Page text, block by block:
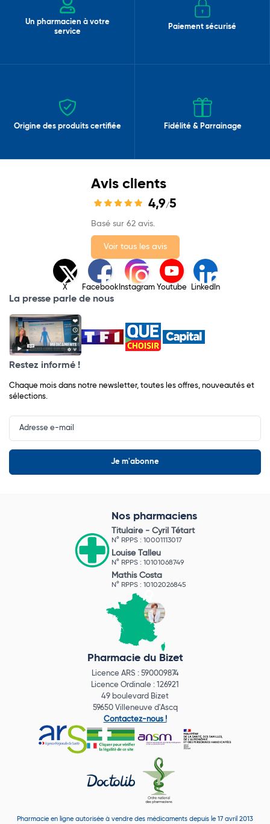
Un pharmacien à votre
service
Paiement sécurisé
Origine des produits certifiée Fidélité & Parrainage
Avis clients
4,9/5
Basé sur 62 avis.
Voir tous les avis
X Facebook Instagram Youtube LinkedIn
La presse parle de nous
Restez informé !
Chaque mois dans notre newsletter, toutes les offres, nouveautés et
sélections.
Input
Newsletter
Nos pharmaciens
Titulaire - Cyril Tétart
N° RPPS : 10001113017
Louise Talleu
N° RPPS : 10101068749
Mathis Costa
N° RPPS : 10102026845
Pharmacie du Bizet
Licence ARS : 590009874
Licence Ordinale : 126921
49 boulevard Bizet
59650 Villeneuve d'Ascq
Contactez-nous !
Pharmacie en ligne autorisée à vendre des médicaments depuis le 17 avril 2013